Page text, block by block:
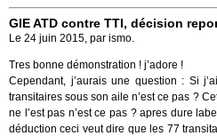
GIE ATD contre TTI, décision
Le 24 juin 2015, par ismo.
Tres bonne démonstration ! j’adore !
Cependant, j’aurais une question : Si
transitaires sous son aile n’est ce pas ?
ne l’est pas n’est ce pas ? apres dure
déduction ceci veut dire que les 77